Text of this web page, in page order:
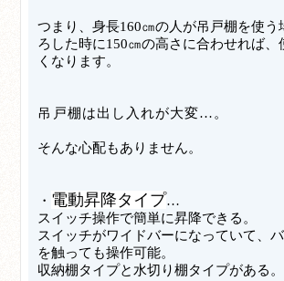
つまり、身長160㎝の人が吊戸棚を使う
ろした時に150㎝の高さに合わせれば、
くなります。
吊戸棚は出し入れが大変…。
そんな心配もありません。
・ 電動昇降タイプ…
スイッチ操作で簡単に昇降できる。
スイッチがワイドバーになっていて、
を触っても操作可能。
収納棚タイプと水切り棚タイプがある。